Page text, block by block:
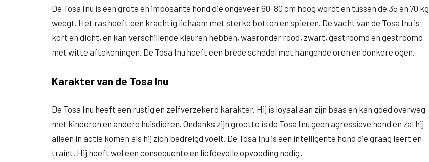
De Tosa Inu is een grote en imposante hond die ongeveer 60-80 cm hoog wordt en tussen de 35 en 70 kg
weegt. Het ras heeft een krachtig lichaam met sterke botten en spieren. De vacht van de Tosa Inu is
kort en dicht, en kan verschillende kleuren hebben, waaronder rood, zwart, gestroomd en gestroomd
met witte aftekeningen. De Tosa Inu heeft een brede schedel met hangende oren en donkere ogen.
Karakter van de Tosa Inu
De Tosa Inu heeft een rustig en zelfverzekerd karakter. Hij is loyaal aan zijn baas en kan goed overweg
met kinderen en andere huisdieren. Ondanks zijn grootte is de Tosa Inu geen agressieve hond en zal hij
alleen in actie komen als hij zich bedreigd voelt. De Tosa Inu is een intelligente hond die graag leert en
traint. Hij heeft wel een consequente en liefdevolle opvoeding nodig.